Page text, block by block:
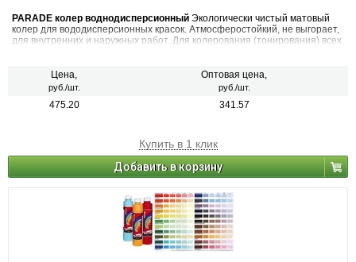
PARADE колер воднодисперсионный Экологически чистый матовый
колер для вододисперсионных красок. Атмосферостойкий, не выгорает,
для внутренних и наружных работ. Для колерования (тонирования) всех
декоративных и дизайнерских работ. 22 цвета
Цена,
руб./шт.
Оптовая цена,
руб./шт.
475.20 341.57
Купить в 1 клик
Добавить в корзину